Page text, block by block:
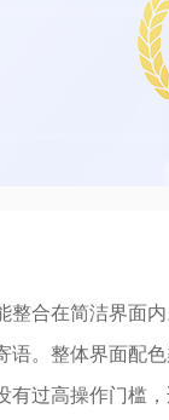
整合在简洁界面内
语。整体界面配色
有过高操作门槛